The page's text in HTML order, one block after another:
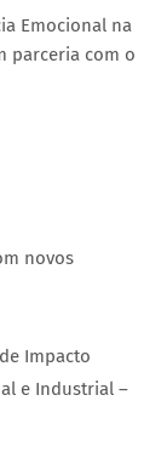
Emocional na
parceria com o
novos
Impacto
e Industrial –